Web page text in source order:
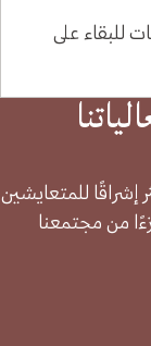
للبقاء على
للمتعايشين
من مجتمعنا